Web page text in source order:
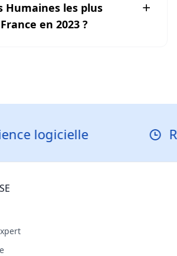
Humaines les plus
en 2023 ?